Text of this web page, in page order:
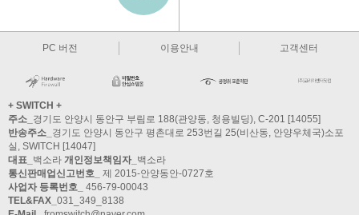
PC 버전 이용안내 고객센터
+ SWITCH +
주소_ 경기도 안양시 동안구 부림로 188(관양동, 청용빌딩), C-201 [14055]
반송주소_ 경기도 안양시 동안구 평촌대로 253번길 25(비산동, 안양우체국)소포
실, SWITCH [14047]
대표_ 백소라 개인정보책임자_ 백소라
통신판매업신고번호_
제 2015-안양동안-0727호
사업자 등록번호_
456-79-00043
TEL&FAX_ 031_349_8138